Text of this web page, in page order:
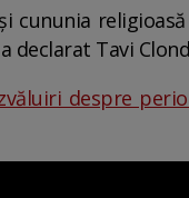
cununia
Tavi
despre